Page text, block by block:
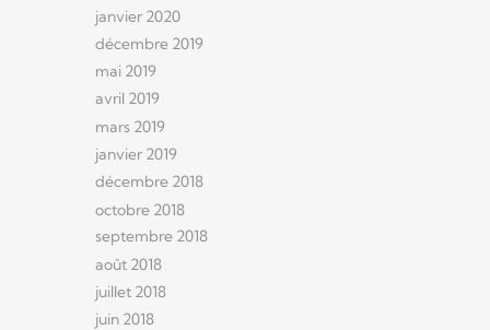
janvier 2020
décembre 2019
mai 2019
avril 2019
mars 2019
janvier 2019
décembre 2018
octobre 2018
septembre 2018
août 2018
juillet 2018
juin 2018